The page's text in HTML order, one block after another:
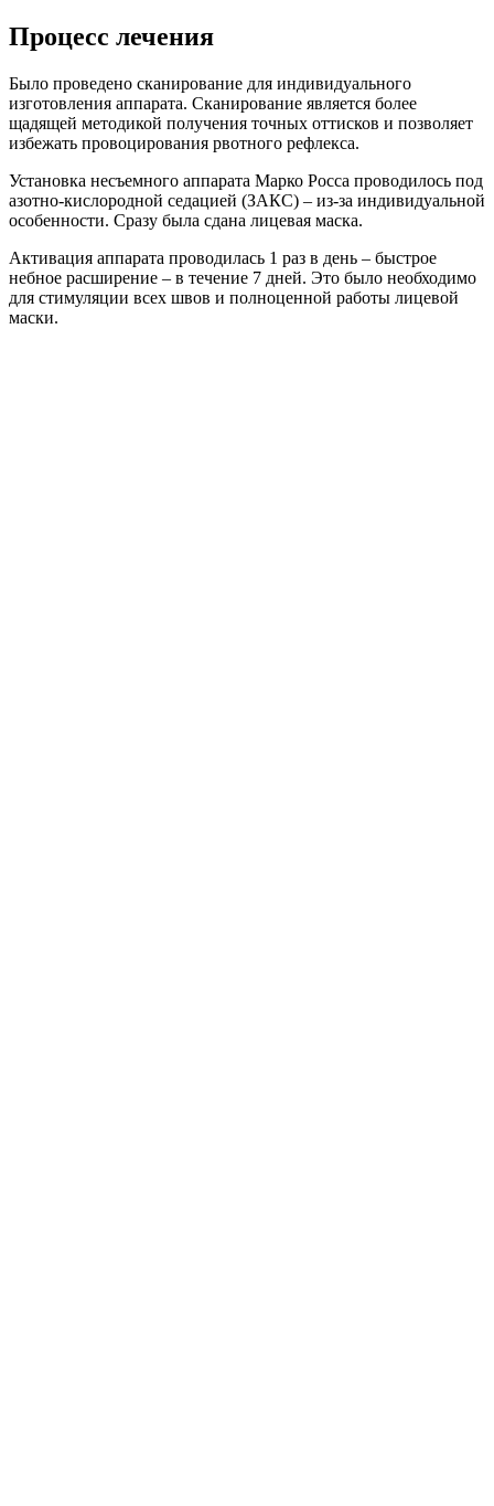
Процесс лечения
Было проведено сканирование для индивидуального
изготовления аппарата. Сканирование является более
щадящей методикой получения точных оттисков и позволяет
избежать провоцирования рвотного рефлекса.
Установка несъемного аппарата Марко Росса проводилось под
азотно-кислородной седацией (ЗАКС) – из-за индивидуальной
особенности. Сразу была сдана лицевая маска.
Активация аппарата проводилась 1 раз в день – быстрое
небное расширение – в течение 7 дней. Это было необходимо
для стимуляции всех швов и полноценной работы лицевой
маски.